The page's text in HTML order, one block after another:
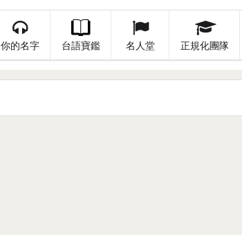
你的名字 台語寶鑑 名人堂 正規化團隊